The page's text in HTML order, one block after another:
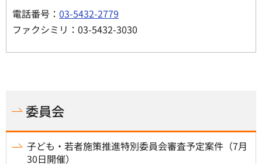
電話番号： 03-5432-2779
ファクシミリ：03-5432-3030
委員会
子ども・若者施策推進特別委員会審査予定案件（7月
30日開催）